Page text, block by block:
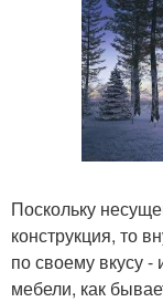
Поскольку
конструкция, то
по своему вкусу -
мебели, как